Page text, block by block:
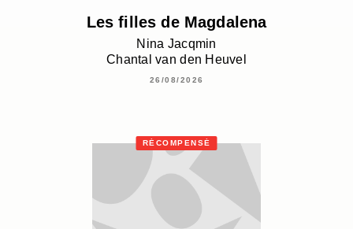
Les filles de Magdalena
Nina Jacqmin
Chantal van den Heuvel
26/08/2026
RÉCOMPENSÉ